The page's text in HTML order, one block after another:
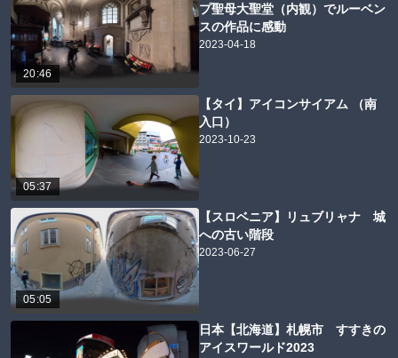
20:46
プ聖母大聖堂（内観）でルーベン
スの作品に感動
2023-04-18
05:37
【タイ】アイコンサイアム （南
入口）
2023-10-23
05:05
【スロベニア】リュブリャナ 城
への古い階段
2023-06-27
日本【北海道】札幌市 すすきの
アイスワールド2023